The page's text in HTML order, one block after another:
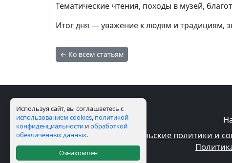
Тематические чтения, походы в музей,
Итог дня — уважение к людям и традициям,
← Ко всем статьям
Пользовательские политики и
Используя сайт, вы соглашаетесь с
использованием cookies, политикой
конфиденциальности иобработкой
обезличенных данных.
Ознакомлен